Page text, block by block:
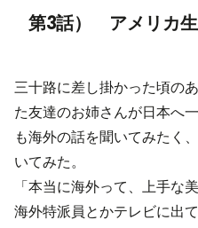
第3話） アメリカ
三十路に差し掛かった頃のあ
た友達のお姉さんが日本へ
も海外の話を聞いてみたく
いてみた。
「本当に海外って、上手な
海外特派員とかテレビに出